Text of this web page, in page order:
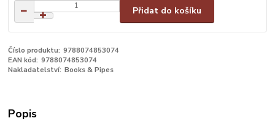
Přidat do košíku
Číslo produktu: 9788074853074
EAN kód: 9788074853074
Nakladatelství: Books & Pipes
Popis